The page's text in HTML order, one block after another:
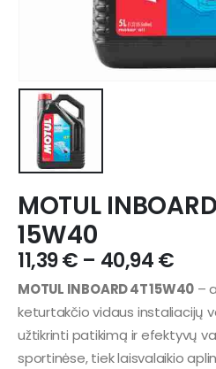
MOTUL
15W40
11,39€ – 40,94€
MOTUL INBOARD 4T 15W40 –
keturtakčio vidaus instaliacijų
užtikrinti patikimą ir efektyvų
sportinėse, tiek laisvalaikio